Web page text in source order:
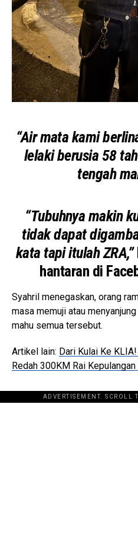
“Air mata kami
lelaki berusia 58
tengah
“Tubuhnya makin
tidak dapat
kata tapi itulah ZRA,”
hantaran di
Syahril menegaskan, orang
masa memuji atau
mahu semua tersebut.
Artikel lain: Dari Kulai Ke
Redah 300KM Rai
ADVERTISEMENT. SCROLL